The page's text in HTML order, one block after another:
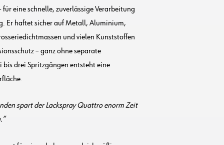
eine schnelle, zuverlässige Verarbeitung
Er haftet sicher auf Metall, Aluminium,
und vielen Kunststoffen
– ganz ohne separate
drei Spritzgängen entsteht eine
spart der Lackspray Quattro enorm Zeit